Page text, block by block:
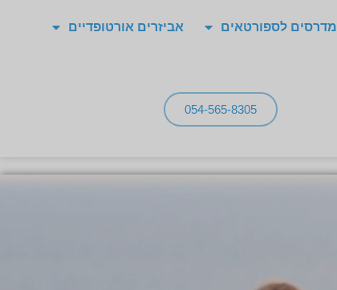
מדרסים לספורטאים
אביזרים אורטופדיים
054-565-8305